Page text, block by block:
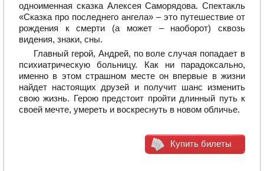
одноименная сказка Алексея Саморядова. Спектакль
«Сказка про последнего ангела» – это путешествие от
рождения к смерти (а может – наоборот) сквозь
видения, знаки, сны.
Главный герой, Андрей, по воле случая попадает в
психиатрическую больницу. Как ни парадоксально,
именно в этом страшном месте он впервые в жизни
найдет настоящих друзей и получит шанс изменить
свою жизнь. Герою предстоит пройти длинный путь к
своей мечте, умереть и воскреснуть в новом обличье.
Купить билеты